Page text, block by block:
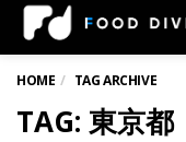
HOME TAG ARCHIVE
TAG: 東京都